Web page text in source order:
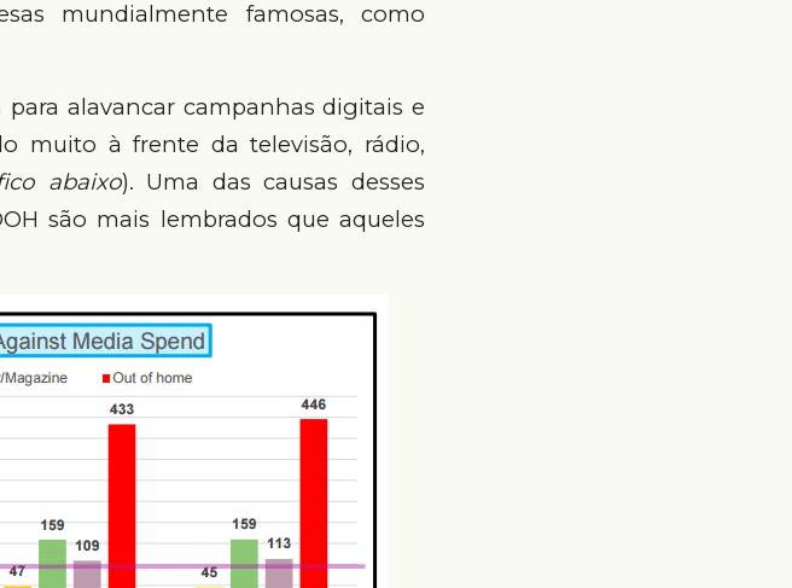
mundialmente famosas, como
alavancar campanhas digitais e
muito à frente da televisão, rádio,
abaixo). Uma das causas desses
são mais lembrados que aqueles